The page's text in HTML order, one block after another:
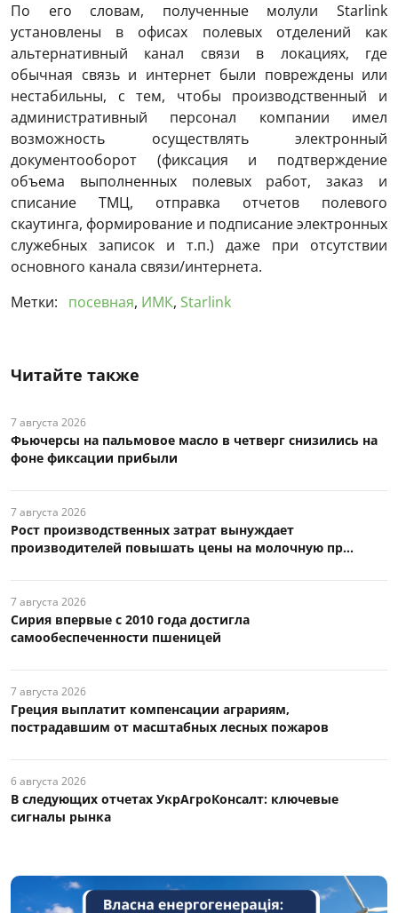
По его словам, полученные молули Starlink
установлены в офисах полевых отделений как
альтернативный канал связи в локациях, где
обычная связь и интернет были повреждены или
нестабильны, с тем, чтобы производственный и
административный персонал компании имел
возможность осуществлять электронный
документооборот (фиксация и подтверждение
объема выполненных полевых работ, заказ и
списание ТМЦ, отправка отчетов полевого
скаутинга, формирование и подписание электронных
служебных записок и т.п.) даже при отсутствии
основного канала связи/интернета.
Метки:
посевная, ИМК, Starlink
Читайте также
7 августа 2026
Фьючерсы на пальмовое масло в четверг снизились на
фоне фиксации прибыли
7 августа 2026
Рост производственных затрат вынуждает
производителей повышать цены на молочную пр...
7 августа 2026
Сирия впервые с 2010 года достигла
самообеспеченности пшеницей
7 августа 2026
Греция выплатит компенсации аграриям,
пострадавшим от масштабных лесных пожаров
6 августа 2026
В следующих отчетах УкрАгроКонсалт: ключевые
сигналы рынка